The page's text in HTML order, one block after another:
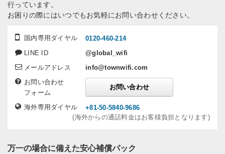
国内専用ダイヤル
0120-460-214
LINE ID
@global_wifi
メールアドレス
info@townwifi.com
お問い合わせ
フォーム
お問い合わせ
海外専用ダイヤル
+81-50-5840-9686
(海外からの通話料金はお客様負担となります)
行っています。
お困りの際にはいつでもお気軽にお問い合わせください。
万一の場合に備えた安心補償パック